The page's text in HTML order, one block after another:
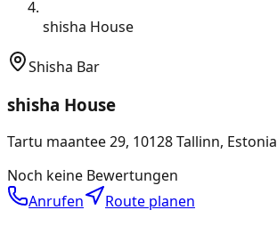
shisha House
Shisha Bar
shisha House
Tartu maantee 29, 10128 Tallinn, Estonia
Noch keine Bewertungen
Anrufen
Route planen